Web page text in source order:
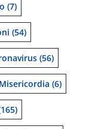
(7)
(54)
(56)
(6)